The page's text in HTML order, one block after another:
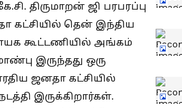
திருமாறன் ஜி பரபரப்பு
கட்சியில் தென் இந்திய
கூட்டணியில் அங்கம்
இருந்தது ஒரு
ஜனதா கட்சியில்
இருக்கிறார்கள்.